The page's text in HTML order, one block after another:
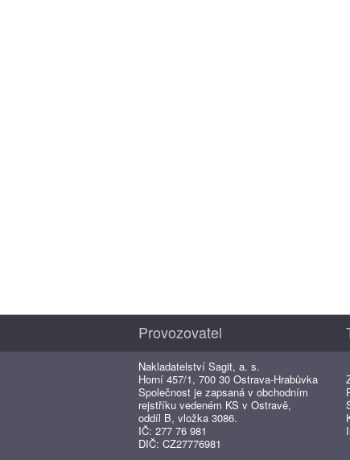
Provozovatel
Nakladatelství Sagit, a. s.
Horní 457/1, 700 30 Ostrava-Hrabůvka
Společnost je zapsaná v obchodním
rejstříku vedeném KS v Ostravě,
oddíl B, vložka 3086.
IČ: 277 76 981
DIČ: CZ27776981